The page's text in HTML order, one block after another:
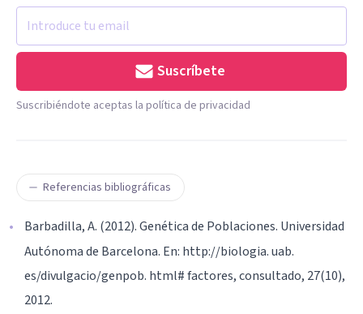
Suscríbete
Suscribiéndote aceptas la política de privacidad
Referencias bibliográficas
Barbadilla, A. (2012). Genética de Poblaciones. Universidad
Autónoma de Barcelona. En: http://biologia. uab.
es/divulgacio/genpob. html# factores, consultado, 27(10),
2012.